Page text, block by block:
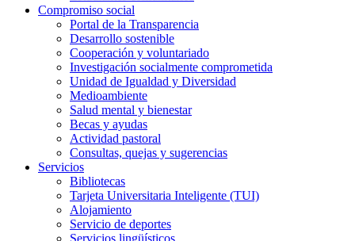
Compromiso social
Portal de la Transparencia
Desarrollo sostenible
Cooperación y voluntariado
Investigación socialmente comprometida
Unidad de Igualdad y Diversidad
Medioambiente
Salud mental y bienestar
Becas y ayudas
Actividad pastoral
Consultas, quejas y sugerencias
Servicios
Bibliotecas
Tarjeta Universitaria Inteligente (TUI)
Alojamiento
Servicio de deportes
Servicios lingüísticos